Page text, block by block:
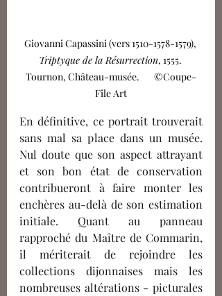
Giovanni Capassini (vers 1510-1578-1579),
Triptyque de la Résurrection, 1555.
Tournon, Château-musée.       ©Coupe-
File Art
En définitive, ce portrait trouverait
sans mal sa place dans un musée.
Nul doute que son aspect attrayant
et son bon état de conservation
contribueront à faire monter les
enchères au-delà de son estimation
initiale. Quant au panneau
rapproché du Maître de Commarin,
il mériterait de rejoindre les
collections dijonnaises mais les
nombreuses altérations - picturales